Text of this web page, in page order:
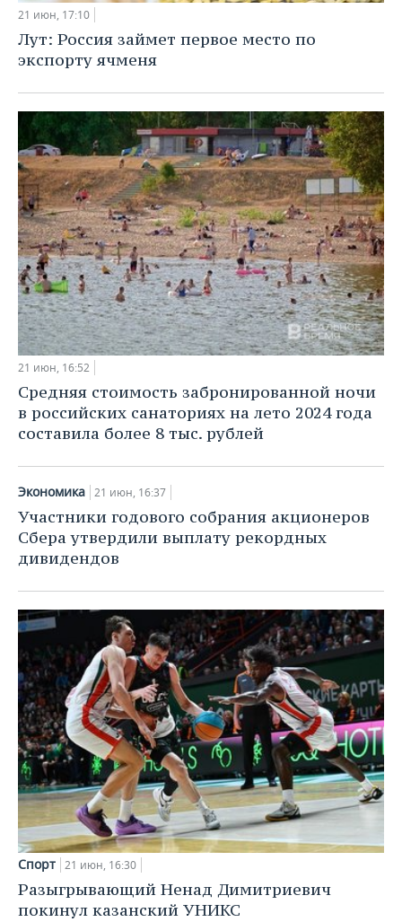
21 июн, 17:10
Лут: Россия займет первое место по
экспорту ячменя
21 июн, 16:52
Средняя стоимость забронированной ночи
в российских санаториях на лето 2024 года
составила более 8 тыс. рублей
Экономика 21 июн, 16:37
Участники годового собрания акционеров
Сбера утвердили выплату рекордных
дивидендов
Спорт 21 июн, 16:30
Разыгрывающий Ненад Димитриевич
покинул казанский УНИКС